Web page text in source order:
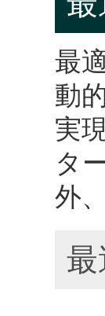
最
動
実
タ
外
最